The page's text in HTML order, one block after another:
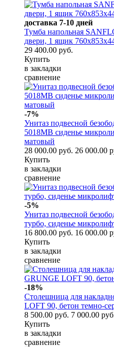
доставка 7-10 дней
Тумба напольная
двери, 1 ящик
29 400.00 руб.
Купить
в закладки
сравнение
-7%
Унитаз подвесной
5018MB сиденье
матовый
28 000.00 руб. 26 000.00
Купить
в закладки
сравнение
-5%
Унитаз подвесной
турбо, сиденье
16 800.00 руб. 16 000.00
Купить
в закладки
сравнение
-18%
Столешница для
LOFT 90, бетон темно-
8 500.00 руб. 7 000.00
Купить
в закладки
сравнение